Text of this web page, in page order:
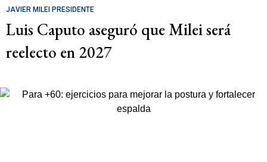
JAVIER MILEI PRESIDENTE
Luis Caputo aseguró que Milei será
reelecto en 2027